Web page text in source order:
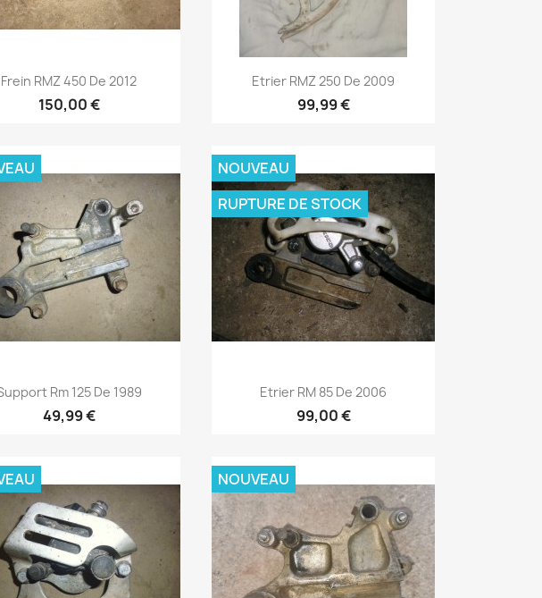
Aperçu rapide
Frein RMZ 450 De 2012
150,00 €
Aperçu rapide
Etrier RMZ 250 De 2009
99,99 €
Aperçu rapide
Rm 125 De 1989
49,99 €
Aperçu rapide
Etrier RM 85 De 2006
99,00 €
NOUVEAU
RUPTURE DE STOCK
NOUVEAU